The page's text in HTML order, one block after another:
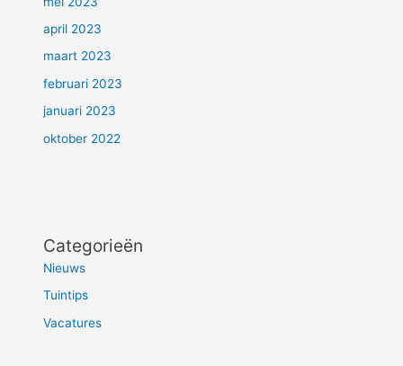
april 2023
maart 2023
februari 2023
januari 2023
oktober 2022
Categorieën
Nieuws
Tuintips
Vacatures